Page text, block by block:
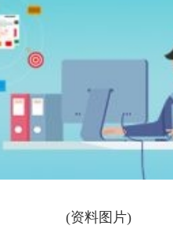
(资料图片)